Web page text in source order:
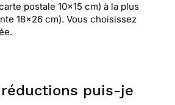
postale 10x15 cm) à la plus
18x26 cm). Vous choisissez
puis-je